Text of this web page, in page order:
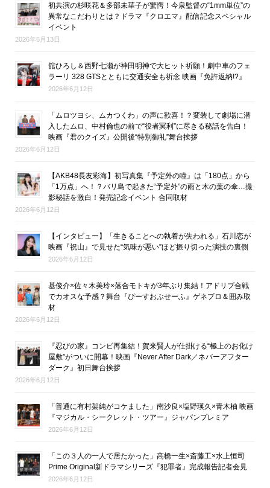
初共演の杉咲花＆多部未華子が驚愕！今泉監督の“1mm単位”の
異常なこだわりとは？ドラマ『クロエマ』配信記念スペシャル
イベント
2026年6月13日
舘ひろし＆西野七瀬が神田明神で大ヒット祈願！劇中車のフェ
ラーリ 328 GTSとともに交通安全も祈念 映画『免許返納!?』
2026年6月12日
「ムロツヨシ、ムカつくわ」の声に歓喜！？変装して劇場に潜
入したムロ、中村倫也の前で“役者冥利”に尽きる秘話を告白！
映画『君のクイズ』公開後“特別御礼”舞台挨拶
2026年6月12日
【AKB48長友彩海】初写真集『予定外の瞳』は「180点」から
「1万点」へ！？バリ島で起きた“予定外”の雨と木の葉の傘…撮
影秘話を激白！発売記念イベント 合同取材
2026年6月12日
【インタビュー】「生きることへの執着が失われる」石川恋が
映画『祝山』で見せた“気味が悪い”ほど振り切った演技の裏側
2026年6月12日
基俊介×佐々木美玲×落合モトキが3年ぶり集結！アドリブ合戦
でカオスな予感？舞台『ぴーすおぶせーふ』ゲネプロ＆囲み取
材
2026年6月12日
『忍びの家』コンビ再集結！賀来賢人が仕掛ける“極上のお化け
屋敷”がついに開幕！映画『Never After Dark／ネバーアフター
ダーク』初日舞台挨拶
2026年6月12日
「普通に有村架純がコケました」南沙良×塩野瑛久×青木柚 映画
『マジカル・シークレット・ツアー』ジャパンプレミア
2026年6月12日
「この３人の一人で居たかった」高橋一生×斎藤工×水上恒司
Prime Original新ドラマシリーズ『犯罪者』完成報告記者会見
2026年6月12日